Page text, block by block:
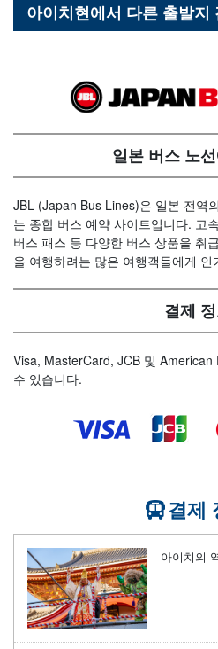
아이치현에서 다른 출발지
일본 버스 노
JBL (Japan Bus Lines)은 일본 전역
는 종합 버스 예약 사이트입니다. 고
버스 패스 등 다양한 버스 상품을 취
을 여행하려는 많은 여행객들에게 인
결제
Visa, MasterCard, JCB 및
수 있습니다.
결제
아이치의